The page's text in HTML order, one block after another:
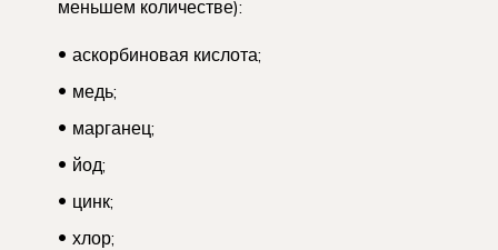
меньшем количестве):
аскорбиновая кислота;
медь;
марганец;
йод;
цинк;
хлор;